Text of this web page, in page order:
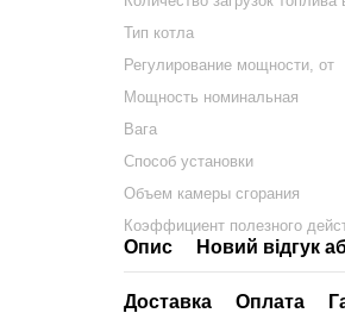
Тип котла
Регулирование мощности, от
Мощность номинальная
Вага
Способ установки
Объем камеры сгорания
Коэффициент полезного
Опис Новий відгук
Доставка Оплата